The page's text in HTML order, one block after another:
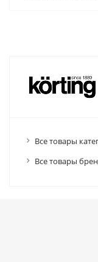
Все товары
Все товары